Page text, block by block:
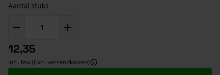
Aantal stuks
12,35
incl. btw (Excl. verzendkosten)